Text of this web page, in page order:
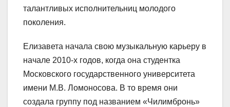
талантливых исполнительниц молодого
поколения.
Елизавета начала свою музыкальную карьеру в
начале 2010-х годов, когда она студентка
Московского государственного университета
имени М.В. Ломоносова. В то время они
создала группу под названием «Чилимбронь»